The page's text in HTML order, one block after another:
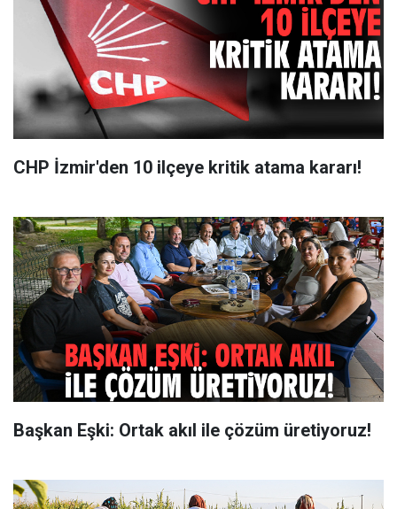
CHP İzmir'den 10 ilçeye kritik atama kararı!
Başkan Eşki: Ortak akıl ile çözüm üretiyoruz!